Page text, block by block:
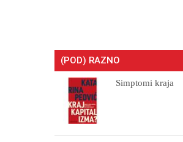
(POD) RAZNO
Simptomi kraja